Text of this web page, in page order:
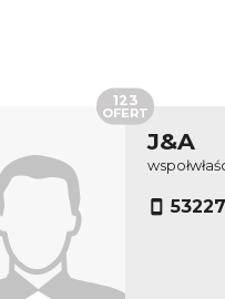
J&A
123
OFERT